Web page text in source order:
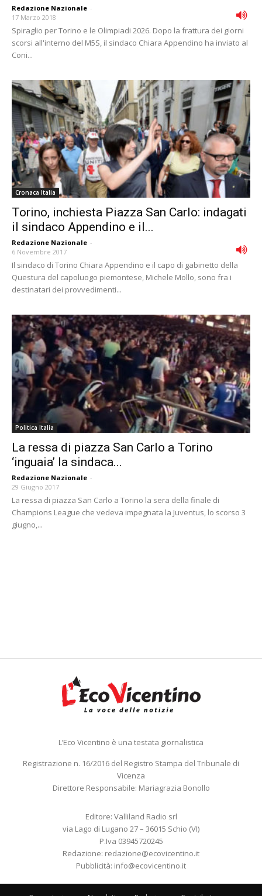
Redazione Nazionale -
17 Marzo 2018
Spiraglio per Torino e le Olimpiadi 2026. Dopo la frattura dei giorni
scorsi all'interno del M5S, il sindaco Chiara Appendino ha inviato al
Coni...
Cronaca Italia
Torino, inchiesta Piazza San Carlo: indagati
il sindaco Appendino e il...
Redazione Nazionale -
6 Novembre 2017
Il sindaco di Torino Chiara Appendino e il capo di gabinetto della
Questura del capoluogo piemontese, Michele Mollo, sono fra i
destinatari dei provvedimenti...
Politica Italia
La ressa di piazza San Carlo a Torino
‘inguaia’ la sindaca...
Redazione Nazionale -
29 Giugno 2017
La ressa di piazza San Carlo a Torino la sera della finale di
Champions League che vedeva impegnata la Juventus, lo scorso 3
giugno,...
L’Eco Vicentino è una testata giornalistica
Registrazione n. 16/2016 del Registro Stampa del Tribunale di
Vicenza
Direttore Responsabile: Mariagrazia Bonollo
Editore: Valliland Radio srl
via Lago di Lugano 27 – 36015 Schio (VI)
P.Iva 03945720245
Redazione: redazione@ecovicentino.it
Pubblicità: info@ecovicentino.it